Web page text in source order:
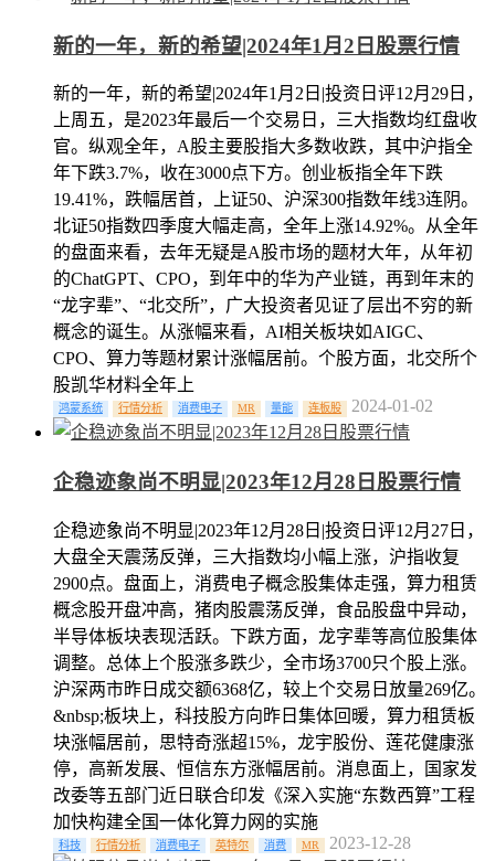
新的一年，新的希望|2024年1月2日股票行情
新的一年，新的希望|2024年1月2日|投资日评12月29日，
上周五，是2023年最后一个交易日，三大指数均红盘收
官。纵观全年，A股主要股指大多数收跌，其中沪指全
年下跌3.7%，收在3000点下方。创业板指全年下跌
19.41%，跌幅居首，上证50、沪深300指数年线3连阴。
北证50指数四季度大幅走高，全年上涨14.92%。从全年
的盘面来看，去年无疑是A股市场的题材大年，从年初
的ChatGPT、CPO，到年中的华为产业链，再到年末的
“龙字辈”、“北交所”，广大投资者见证了层出不穷的新
概念的诞生。从涨幅来看，AI相关板块如AIGC、
CPO、算力等题材累计涨幅居前。个股方面，北交所个
股凯华材料全年上
鸿蒙系统 行情分析 消费电子 MR 量能 连板股 2024-01-02
企稳迹象尚不明显|2023年12月28日股票行情
企稳迹象尚不明显|2023年12月28日|投资日评12月27日，
大盘全天震荡反弹，三大指数均小幅上涨，沪指收复
2900点。盘面上，消费电子概念股集体走强，算力租赁
概念股开盘冲高，猪肉股震荡反弹，食品股盘中异动，
半导体板块表现活跃。下跌方面，龙字辈等高位股集体
调整。总体上个股涨多跌少，全市场3700只个股上涨。
沪深两市昨日成交额6368亿，较上个交易日放量269亿。
&nbsp;板块上，科技股方向昨日集体回暖，算力租赁板
块涨幅居前，思特奇涨超15%，龙宇股份、莲花健康涨
停，高新发展、恒信东方涨幅居前。消息面上，国家发
改委等五部门近日联合印发《深入实施“东数西算”工程
加快构建全国一体化算力网的实施
科技 行情分析 消费电子 英特尔 消费 MR 2023-12-28